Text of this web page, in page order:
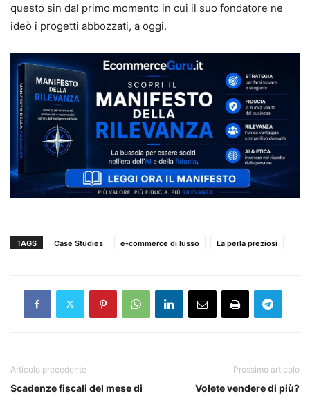
questo sin dal primo momento in cui il suo fondatore ne
ideò i progetti abbozzati, a oggi.
TAGS Case Studies e-commerce di lusso La perla preziosi
Articolo precedente
Scadenze fiscali del mese di
Prossimo articolo
Volete vendere di più?